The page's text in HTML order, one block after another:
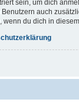
sein, um dich
auch
du dich in